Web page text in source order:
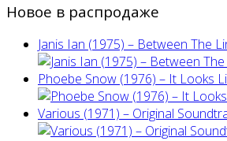
Новое в распродаже
Janis Ian (1975) ‎– Between The
Phoebe Snow (1976) – It Looks
Various (1971) – Original